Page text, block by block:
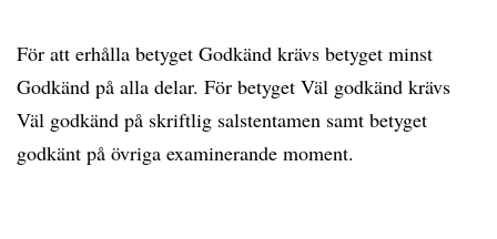
För att erhålla betyget Godkänd krävs betyget minst
Godkänd på alla delar. För betyget Väl godkänd krävs
Väl godkänd på skriftlig salstentamen samt betyget
godkänt på övriga examinerande moment.